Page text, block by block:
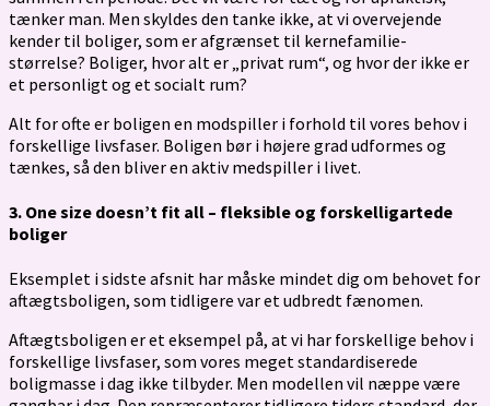
tænker man. Men skyldes den tanke ikke, at vi overvejende
kender til boliger, som er afgrænset til kernefamilie-
størrelse? Boliger, hvor alt er „privat rum“, og hvor der ikke er
et personligt og et socialt rum?
Alt for ofte er boligen en modspiller i forhold til vores behov i
forskellige livsfaser. Boligen bør i højere grad udformes og
tænkes, så den bliver en aktiv medspiller i livet.
3. One size doesn’t fit all – fleksible og forskelligartede
boliger
Eksemplet i sidste afsnit har måske mindet dig om behovet for
aftægtsboligen, som tidligere var et udbredt fænomen.
Aftægtsboligen er et eksempel på, at vi har forskellige behov i
forskellige livsfaser, som vores meget standardiserede
boligmasse i dag ikke tilbyder. Men modellen vil næppe være